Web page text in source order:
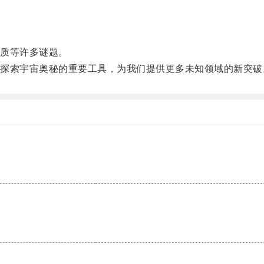
许多谜题。
宇宙奥秘的重要工具，为我们提供更多未知领域的新突破